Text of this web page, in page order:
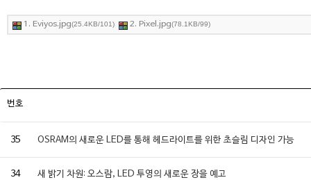
1. Eviyos.jpg(25.4KB/101) 2. Pixel.jpg(78.1KB/99)
번호
35 OSRAM의 새로운 LED를 통해 헤드라이트를 위한 초슬림 디자인 가능
34 새 밝기 차원: 오스람, LED 투영의 새로운 장을 예고